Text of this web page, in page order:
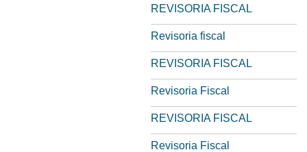
REVISORIA FISCAL
Revisoria fiscal
REVISORIA FISCAL
Revisoria Fiscal
REVISORIA FISCAL
Revisoria Fiscal